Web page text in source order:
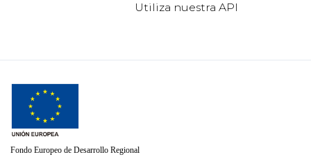
Utiliza nuestra API
Fondo Europeo de Desarrollo Regional